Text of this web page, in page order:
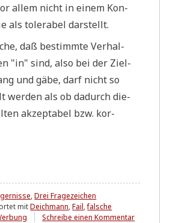
allem nicht in einem Kon­
als tole­ra­bel darstellt.
daß bestimm­te Ver­hal­
"in" sind, also bei der Ziel­
und gäbe, darf nicht so
wer­den als ob dadurch die­
akzep­ta­bel bzw. kor­
,Drei Fragezeichen
mitDeichmann,Fail,falsche
Schreibe einen Kommentarzu